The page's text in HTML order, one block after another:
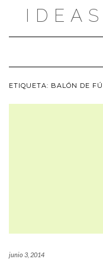
ETIQUETA: BALÓN DE
junio 3, 2014